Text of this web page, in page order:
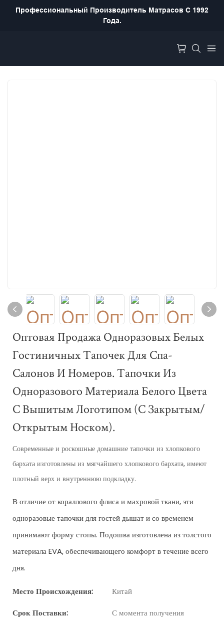
Профессиональный Производитель Матрасов С 1992
Года.
Оптовая Продажа Одноразовых Белых
Гостиничных Тапочек Для Спа-
Салонов И Номеров. Тапочки Из
Одноразового Материала Белого Цвета
С Вышитым Логотипом (с Закрытым/
Открытым Носком).
Современные и роскошные домашние тапочки из хлопкового
бархата изготовлены из мягчайшего хлопкового бархата, имеют
плотный верх и внутреннюю подкладку.
В отличие от кораллового флиса и махровой ткани, эти
одноразовые тапочки для гостей дышат и со временем
принимают форму стопы. Подошва изготовлена ​​из толстого
материала EVA, обеспечивающего комфорт в течение всего
дня.
Место Происхождения: Китай
Срок Поставки:
С момента получения